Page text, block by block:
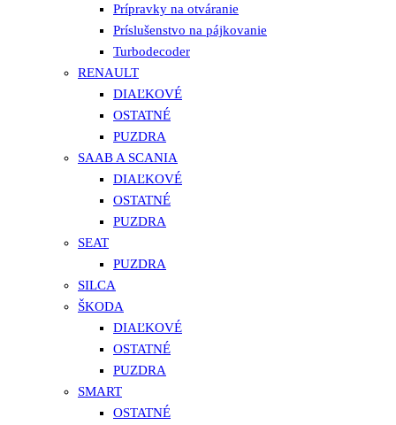
Prípravky na otváranie
Príslušenstvo na pájkovanie
Turbodecoder
RENAULT
DIAĽKOVÉ
OSTATNÉ
PUZDRA
SAAB A SCANIA
DIAĽKOVÉ
OSTATNÉ
PUZDRA
SEAT
PUZDRA
SILCA
ŠKODA
DIAĽKOVÉ
OSTATNÉ
PUZDRA
SMART
OSTATNÉ